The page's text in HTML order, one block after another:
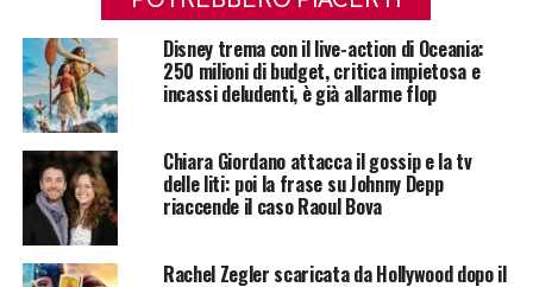
Disney trema con il live-action di Oceania:
250 milioni di budget, critica impietosa e
incassi deludenti, è già allarme flop
Chiara Giordano attacca il gossip e la tv
delle liti: poi la frase su Johnny Depp
riaccende il caso Raoul Bova
Rachel Zegler scaricata da Hollywood dopo il